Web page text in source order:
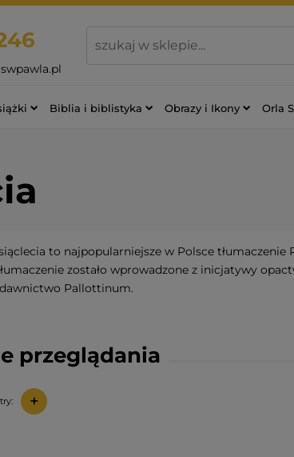
Biblia i biblistyka Obrazy i Ikony Orla
przeglądania
+
to najpopularniejsze w Polsce
zostało wprowadzone z inicjatywy
Pallottinum.